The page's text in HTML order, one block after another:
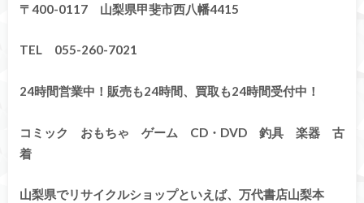
〒400-0117 山梨県甲斐市西八幡4415
TEL 055-260-7021
24時間営業中！販売も24時間、買取も24時間受付中！
コミック おもちゃ ゲーム CD・DVD 釣具 楽器 古
着
山梨県でリサイクルショップといえば、万代書店山梨本